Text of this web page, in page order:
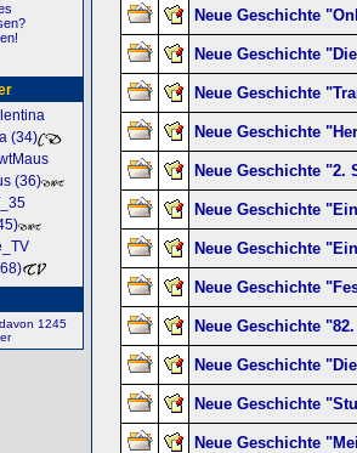
(34)
(36)
1245
Neue Geschichte
Neue Geschichte
Neue Geschichte
Neue Geschichte
Neue Geschichte "2.
Neue Geschichte
Neue Geschichte
Neue Geschichte
Neue Geschichte
Neue Geschichte
Neue Geschichte
Neue Geschichte